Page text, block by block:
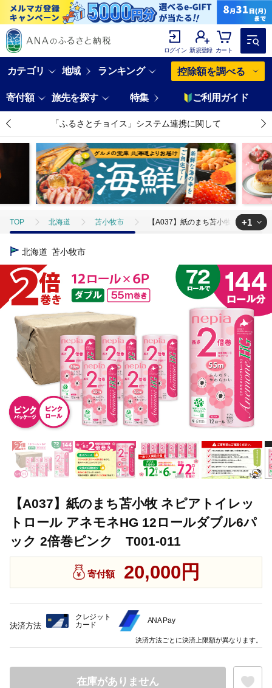
ログイン 新規登録 カート
カテゴリ 地域 ランキング 控除額を調べる
寄付額 旅先を探す 特集 ご利用ガイド
「ふるさとチョイス」システム連携に関して
TOP 北海道 苫小牧市 【A037】紙のまち苫小牧 ネピアト
TOP
+1
北海道 苫小牧市
【A037】紙のまち苫小牧 ネピアトイレッ
トロール アネモネHG 12ロールダブル6パ
ック 2倍巻ピンク T001-011
寄付額 20,000円
在庫がありません
決済方法
クレジット
カード
ANA Pay
決済方法ごとに決済上限額が異なります。